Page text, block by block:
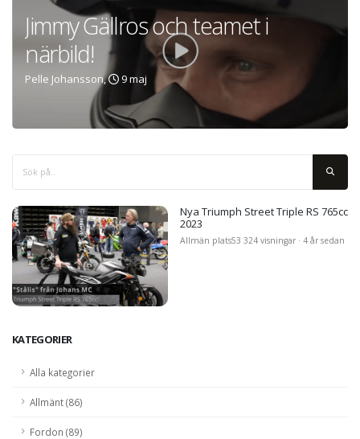
Nya Triumph Street Triple RS 765cc
2023
Allmän plats53 324 visningar · 4 år sedan
KATEGORIER
Alla kategorier
Allmänt (86)
Fordon (89)
Jimmy Gällros och teamet i
närbild!
Pelle Johansson, 9 maj